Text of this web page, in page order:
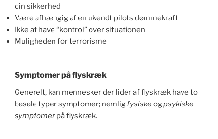
din sikkerhed
Være afhængig af en ukendt pilots dømmekraft
Ikke at have “kontrol” over situationen
Muligheden for terrorisme
Symptomer på flyskræk
Generelt, kan mennesker der lider af flyskræk have to
basale typer symptomer; nemligfysiskeogpsykiske
symptomer på flyskræk.